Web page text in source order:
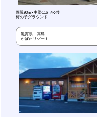
両翼90m×中堅116m/公共
梅の子グラウンド
滋賀県 高島
かばたリゾート